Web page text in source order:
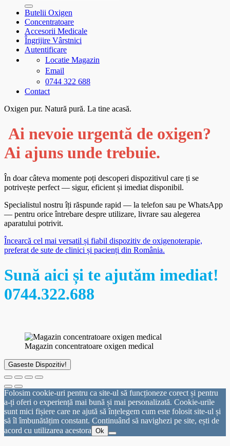
Butelii Oxigen
Concentratoare
Accesorii Medicale
Îngrijire Vârstnici
Autentificare
Locatie Magazin
Email
0744 322 688
Contact
Oxigen pur. Natură pură. La tine acasă.
Ai nevoie urgentă de oxigen?
Ai ajuns unde trebuie.
În doar câteva momente poți descoperi dispozitivul care ți se
potrivește perfect — sigur, eficient și imediat disponibil.
Specialistul nostru îți răspunde rapid — la telefon sau pe WhatsApp
— pentru orice întrebare despre utilizare, livrare sau alegerea
aparatului potrivit.
Încearcă cel mai versatil și fiabil dispozitiv de oxigenoterapie,
preferat de sute de clinici și pacienți din România.
Sună aici și te ajutăm imediat!
0744.322.688
Magazin concentratoare oxigen medical
Gaseste Dispozitiv!
Folosim cookie-uri pentru ca site-ul să funcționeze corect și pentru
a-ți oferi o experiență mai bună și mai personalizată. Cookie-urile
sunt mici fișiere care ne ajută să înțelegem cum este folosit site-ul și
să îl îmbunătățim constant. Continuând să navighezi pe site, ești de
acord cu utilizarea acestora Ok